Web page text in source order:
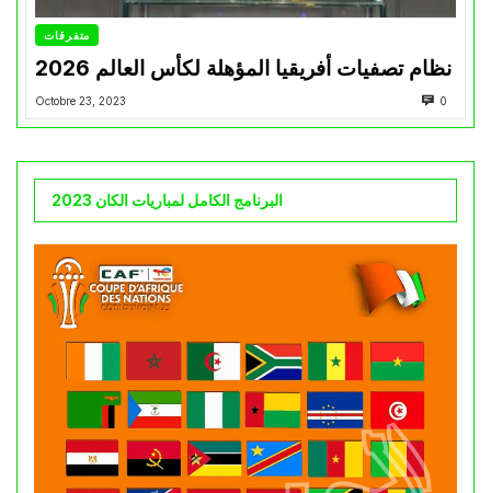
متفرقات
نظام تصفيات أفريقيا المؤهلة لكأس العالم 2026
Octobre 23, 2023 0
البرنامج الكامل لمباريات الكان 2023